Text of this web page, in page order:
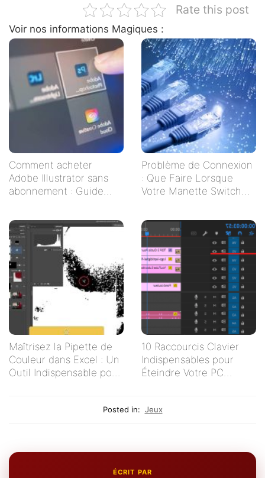
Rate this post
Voir nos informations Magiques :
Comment acheter
Adobe Illustrator sans
abonnement : Guide
Problème de Connexion
: Que Faire Lorsque
Votre Manette Switch
Maîtrisez la Pipette de
Couleur dans Excel : Un
Outil Indispensable pour
10 Raccourcis Clavier
Indispensables pour
Éteindre Votre PC
Posted in: Jeux
ÉCRIT PAR